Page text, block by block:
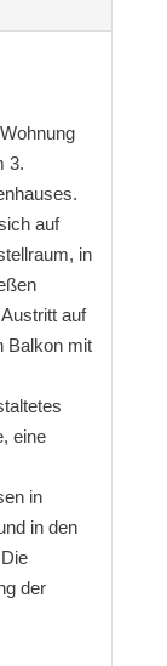
3.
auf
in
auf
Balkon mit
eine
in
in den
der